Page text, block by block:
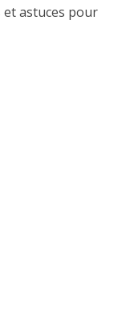
et astuces pour